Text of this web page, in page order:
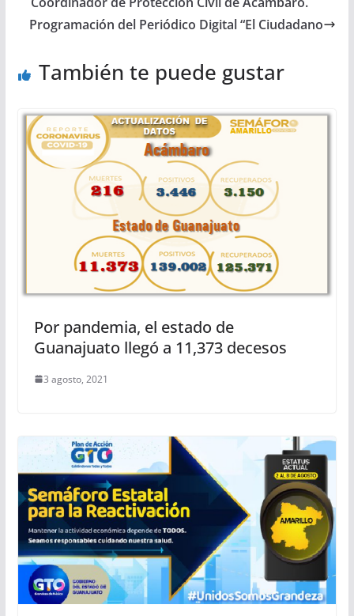
Programación del Periódico Digital “El Ciudadano
También te puede gustar
Por pandemia, el estado de
Guanajuato llegó a 11,373 decesos
3 agosto, 2021